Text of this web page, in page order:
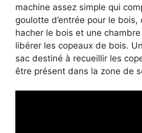
machine assez simple qui
goulotte d’entrée pour le
hacher le bois et une
libérer les copeaux de bois.
sac destiné à recueillir les
être présent dans la zone de